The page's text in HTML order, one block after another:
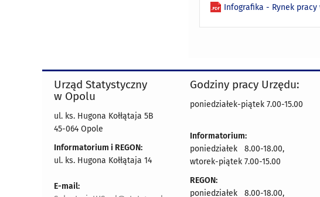
Infografika - Rynek
Urząd Statystyczny
w Opolu
ul. ks. Hugona Kołłątaja 5B
45-064 Opole
Informatorium i REGON:
ul. ks. Hugona Kołłątaja 14
E-mail:
Godziny pracy Urzędu:
poniedziałek-piątek 7.00-15.00
Informatorium:
poniedziałek 8.00-18.00,
wtorek-piątek 7.00-15.00
REGON:
poniedziałek 8.00-18.00,